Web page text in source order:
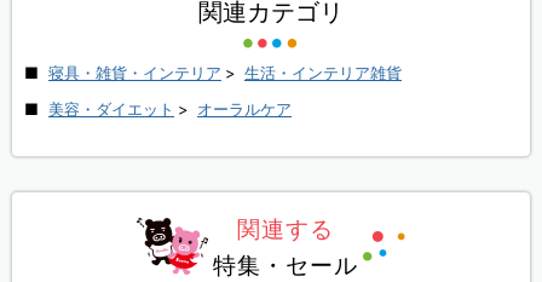
関連カテゴリ
寝具・雑貨・インテリア > 生活・インテリア雑貨
美容・ダイエット > オーラルケア
関連する
特集・セール